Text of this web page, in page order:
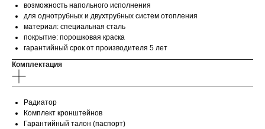
возможность напольного исполнения
для однотрубных и двухтрубных систем отопления
материал: специальная сталь
покрытие: порошковая краска
гарантийный срок от производителя 5 лет
Комплектация
Радиатор
Комплект кронштейнов
Гарантийный талон (паспорт)